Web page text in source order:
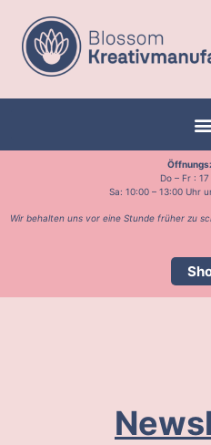
Do – Fr :
Sa: 10:00 – 13:00 Uhr
Wir behalten uns vor eine Stunde früher zu